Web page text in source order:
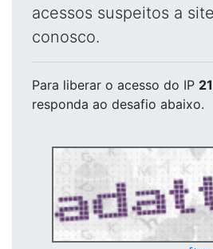
acessos suspeitos a
conosco.
Para liberar o acesso do IP
responda ao desafio abaixo.